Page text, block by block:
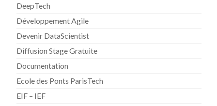
DeepTech
Développement Agile
Devenir DataScientist
Diffusion Stage Gratuite
Documentation
Ecole des Ponts ParisTech
EIF – IEF